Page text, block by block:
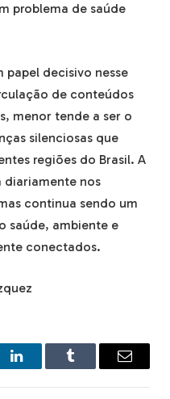
problema de saúde
decisivo nesse
de conteúdos
menor tende a ser o
silenciosas que
regiões do Brasil. A
diariamente nos
continua sendo um
saúde, ambiente e
conectados.
LinkedInTumblr Email